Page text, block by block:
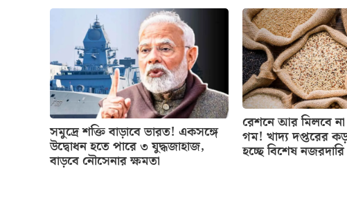
সমুদ্রে শক্তি বাড়াবে ভারত! একসঙ্গে
উদ্বোধন হতে পারে ৩ যুদ্ধজাহাজ,
বাড়বে নৌসেনার ক্ষমতা
রেশনে আর মিলবে না
গম! খাদ্য দপ্তরের
হচ্ছে বিশেষ নজরদারি